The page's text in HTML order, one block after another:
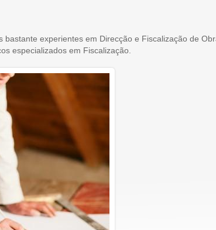
bastante experientes em Direcção e Fiscalização de
especializados em Fiscalização.